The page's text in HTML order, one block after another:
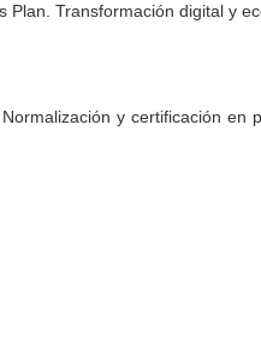
Transformación digital y
y certificación en